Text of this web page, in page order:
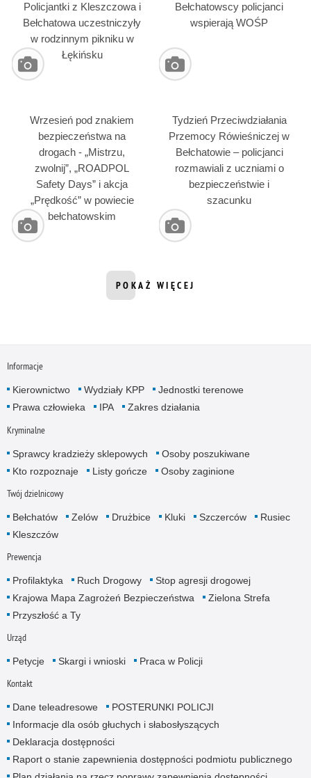
Policjantki z Kleszczowa i
Bełchatowa uczestniczyły
w rodzinnym pikniku w
Łękińsku
Bełchatowscy policjanci
wspierają WOŚP
Wrzesień pod znakiem
bezpieczeństwa na
drogach - „Mistrzu,
zwolnij”, „ROADPOL
Safety Days” i akcja
„Prędkość” w powiecie
bełchatowskim
Tydzień Przeciwdziałania
Przemocy Rówieśniczej w
Bełchatowie – policjanci
rozmawiali z uczniami o
bezpieczeństwie i
szacunku
POKAŻ WIĘCEJ
INFORMACJI Z DZIAŁU GALERIE
Informacje
Kierownictwo Wydziały KPP
Jednostki terenowe
Prawa człowieka
IPA Zakres działania
Kryminalne
Sprawcy kradzieży sklepowych
Osoby poszukiwane
Kto rozpoznaje
Listy gończe Osoby zaginione
Twój dzielnicowy
Bełchatów Zelów Drużbice Kluki Szczerców
Rusiec
Kleszczów
Prewencja
Profilaktyka Ruch Drogowy
Stop agresji drogowej
Krajowa Mapa Zagrożeń Bezpieczeństwa
Zielona Strefa
Przyszłość a Ty
Urząd
Petycje Skargi i wnioski Praca w Policji
Kontakt
Dane teleadresowe
POSTERUNKI POLICJI
Informacje dla osób głuchych i słabosłyszących
Deklaracja dostępności
Raport o stanie zapewnienia dostępności podmiotu publicznego